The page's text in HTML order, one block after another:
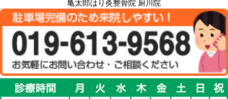
亀太郎はり灸整骨院 厨川院